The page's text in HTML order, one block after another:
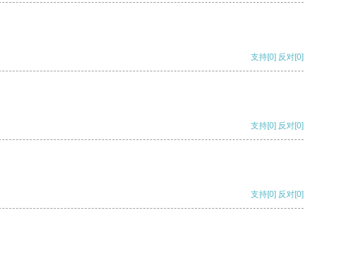
支持[0] 反对[0]
支持[0] 反对[0]
支持[0] 反对[0]